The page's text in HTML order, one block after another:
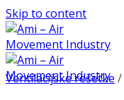
Skip to content
Ventilacijske rešetke /